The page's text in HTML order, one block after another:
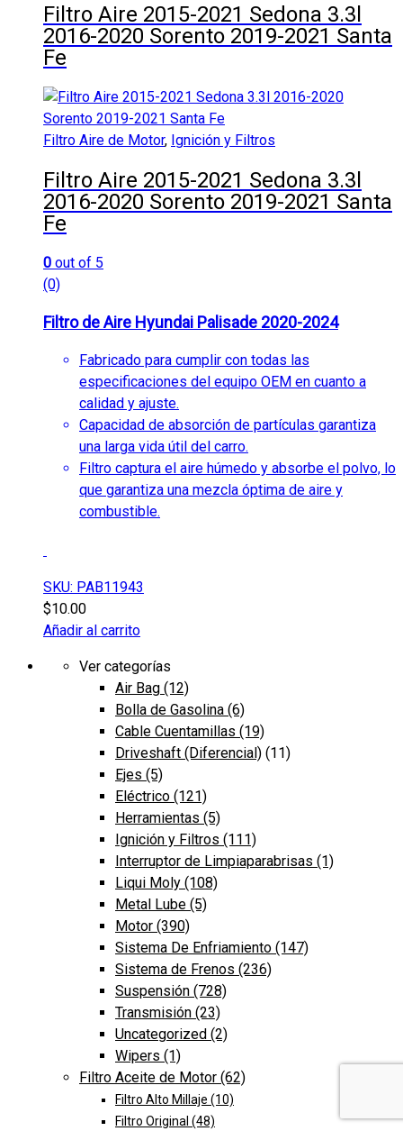
Filtro Aire 2015-2021 Sedona 3.3l
2016-2020 Sorento 2019-2021 Santa
Fe
Filtro Aire de Motor, Ignición y Filtros
Filtro Aire 2015-2021 Sedona 3.3l
2016-2020 Sorento 2019-2021 Santa
Fe
0 out of 5
(0)
Filtro de Aire Hyundai Palisade 2020-2024
Fabricado para cumplir con todas las
especificaciones del equipo OEM en cuanto a
calidad y ajuste.
Capacidad de absorción de partículas garantiza
una larga vida útil del carro.
Filtro captura el aire húmedo y absorbe el polvo, lo
que garantiza una mezcla óptima de aire y
combustible.
SKU: PAB11943
$10.00
Añadir al carrito
Ver categorías
Air Bag (12)
Bolla de Gasolina (6)
Cable Cuentamillas (19)
Driveshaft (Diferencial) (11)
Ejes (5)
Eléctrico (121)
Herramientas (5)
Ignición y Filtros (111)
Interruptor de Limpiaparabrisas (1)
Liqui Moly (108)
Metal Lube (5)
Motor (390)
Sistema De Enfriamiento (147)
Sistema de Frenos (236)
Suspensión (728)
Transmisión (23)
Uncategorized (2)
Wipers (1)
Filtro Aceite de Motor (62)
Filtro Alto Millaje (10)
Filtro Original (48)